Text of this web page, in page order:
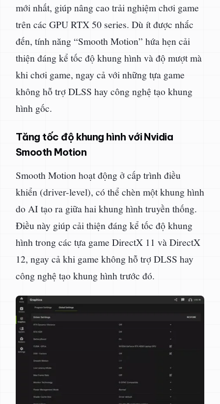
mới nhất, giúp nâng cao trải nghiệm chơi game
trên các GPU RTX 50 series. Dù ít được nhắc
đến, tính năng “Smooth Motion” hứa hẹn cải
thiện đáng kể tốc độ khung hình và độ mượt mà
khi chơi game, ngay cả với những tựa game
không hỗ trợ DLSS hay công nghệ tạo khung
hình gốc.
Tăng tốc độ khung hình với Nvidia
Smooth Motion
Smooth Motion hoạt động ở cấp trình điều
khiển (driver-level), có thể chèn một khung hình
do AI tạo ra giữa hai khung hình truyền thống.
Điều này giúp cải thiện đáng kể tốc độ khung
hình trong các tựa game DirectX 11 và DirectX
12, ngay cả khi game không hỗ trợ DLSS hay
công nghệ tạo khung hình trước đó.